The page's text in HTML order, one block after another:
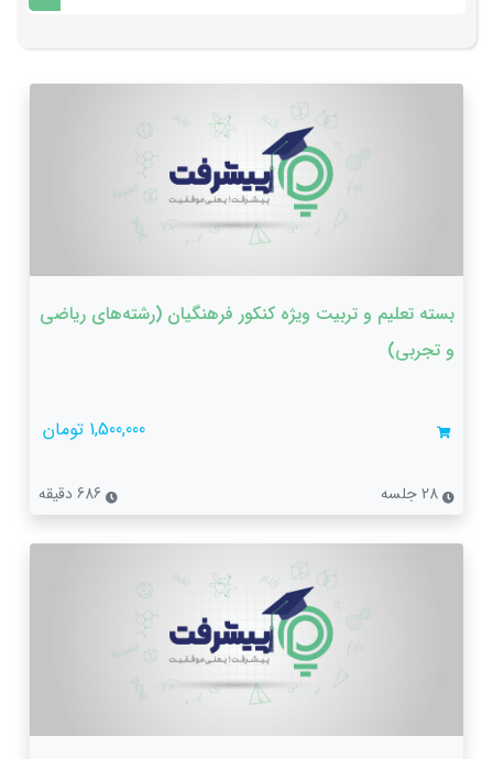
بسته تعلیم و تربیت ویژه کنکور فرهنگیان (رشته‌های ریاضی
و تجربی)
1,500,000 تومان